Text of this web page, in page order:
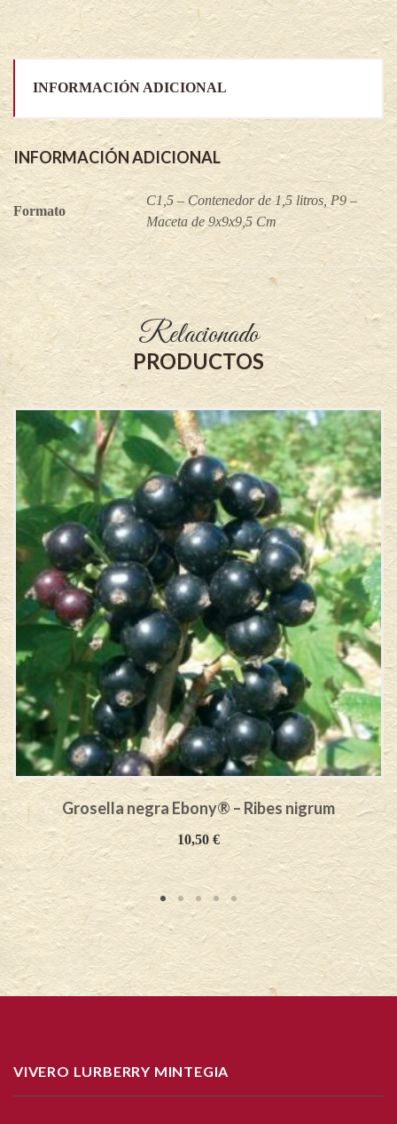
INFORMACIÓN ADICIONAL
INFORMACIÓN ADICIONAL
Formato
C1,5 – Contenedor de 1,5 litros, P9 –
Maceta de 9x9x9,5 Cm
Relacionado
PRODUCTOS
Grosella negra Ebony® – Ribes nigrum
10,50€
VIVERO LURBERRY MINTEGIA